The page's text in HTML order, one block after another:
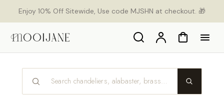
Enjoy 10% Off Sitewide, Use code MJSHN at checkout. 🎁
Search AccountCart